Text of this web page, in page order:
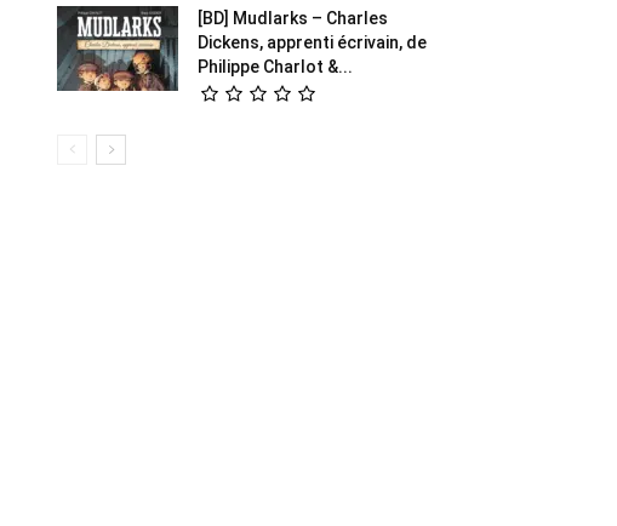
[BD] Mudlarks – Charles
Dickens, apprenti écrivain, de
Philippe Charlot &...